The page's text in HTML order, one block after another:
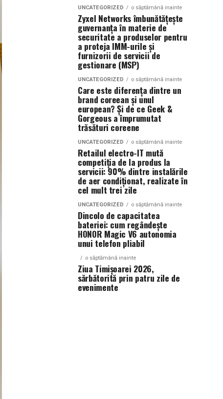
UNCATEGORIZED o săptămână inainte
Zyxel Networks îmbunătățește
guvernanța în materie de
securitate a produselor pentru
a proteja IMM-urile și
furnizorii de servicii de
gestionare (MSP)
UNCATEGORIZED o săptămână inainte
Care este diferența dintre un
brand coreean și unul
european? Și de ce Geek &
Gorgeous a împrumutat
trăsături coreene
UNCATEGORIZED o săptămână inainte
Retailul electro-IT mută
competiția de la produs la
servicii: 90% dintre instalările
de aer condiționat, realizate în
cel mult trei zile
UNCATEGORIZED o săptămână inainte
Dincolo de capacitatea
bateriei: cum regândește
HONOR Magic V6 autonomia
unui telefon pliabil
o săptămână inainte
Ziua Timișoarei 2026,
sărbătorită prin patru zile de
evenimente